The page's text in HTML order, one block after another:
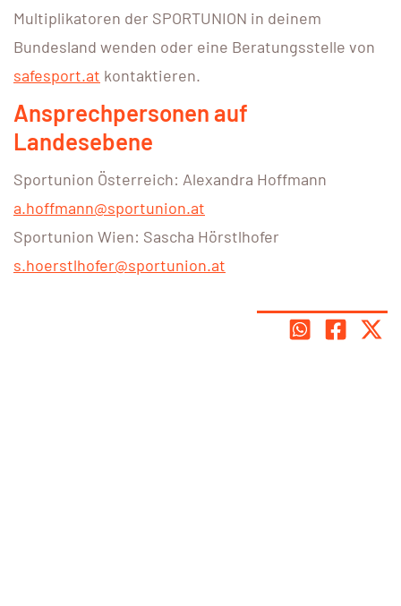
Multiplikatoren der SPORTUNION in deinem
Bundesland wenden oder eine Beratungsstelle von
safesport.at kontaktieren.
Ansprechpersonen auf
Landesebene
Sportunion Österreich: Alexandra Hoffmann
a.hoffmann@sportunion.at
Sportunion Wien: Sascha Hörstlhofer
s.hoerstlhofer@sportunion.at